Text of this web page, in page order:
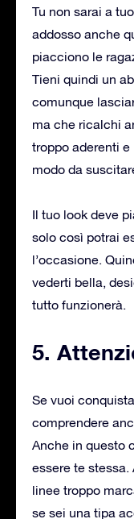
Tu non sarai a
addosso anche
piacciono le
Tieni quindi un
comunque
ma che ricalchi
troppo aderenti e
modo da
Il tuo look deve
solo così potrai
l’occasione.
vederti bella,
tutto funzionerà.
5.
Se vuoi
comprendere
Anche in questo
essere te stessa.
linee troppo
se sei una tipa